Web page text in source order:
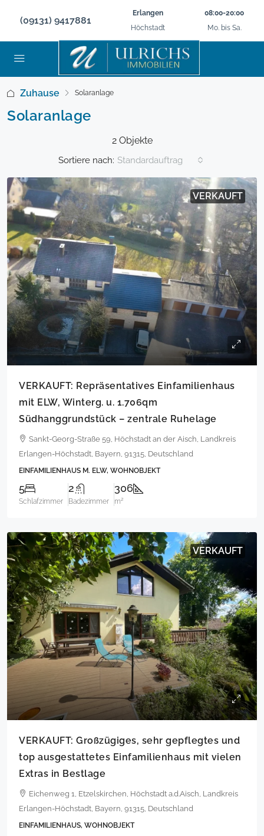
(09131) 9417881
Erlangen
Höchstadt
08:00-20:00
Mo. bis Sa.
Zuhause Solaranlage
Solaranlage
2 Objekte
Sortiere nach: Standardauftrag
VERKAUFT
VERKAUFT: Repräsentatives Einfamilienhaus
mit ELW, Winterg. u. 1.706qm
Südhanggrundstück – zentrale Ruhelage
Sankt-Georg-Straße 59, Höchstadt an der Aisch, Landkreis
Erlangen-Höchstadt, Bayern, 91315, Deutschland
EINFAMILIENHAUS M. ELW, WOHNOBJEKT
5
Schlafzimmer
2
Badezimmer
306
m²
VERKAUFT
VERKAUFT: Großzügiges, sehr gepflegtes und
top ausgestattetes Einfamilienhaus mit vielen
Extras in Bestlage
Eichenweg 1, Etzelskirchen, Höchstadt a.d.Aisch, Landkreis
Erlangen-Höchstadt, Bayern, 91315, Deutschland
EINFAMILIENHAUS, WOHNOBJEKT